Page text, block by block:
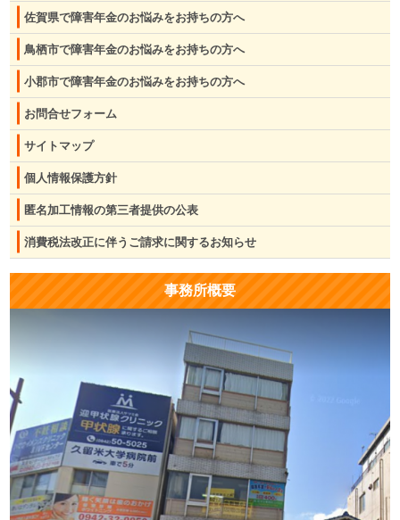
佐賀県で障害年金のお悩みをお持ちの方へ
鳥栖市で障害年金のお悩みをお持ちの方へ
小郡市で障害年金のお悩みをお持ちの方へ
お問合せフォーム
サイトマップ
個人情報保護方針
匿名加工情報の第三者提供の公表
消費税法改正に伴うご請求に関するお知らせ
事務所概要